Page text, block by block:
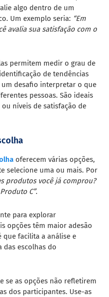
algo dentro de um
Um exemplo seria: “Em
avalia sua satisfação com o
permitem medir o grau de
de tendências
desafio interpretar o que
pessoas. São ideais
níveis de satisfação de
oferecem várias opções,
selecione uma ou mais. Por
produtos você já comprou?
C”.
para explorar
opções têm maior adesão
que facilita a análise e
das escolhas do
se as opções não refletirem
dos participantes. Use-as